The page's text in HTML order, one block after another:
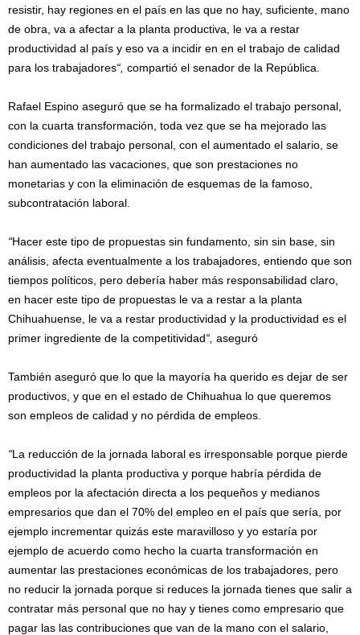
resistir, hay regiones en el país en las que no hay, suficiente, mano
de obra, va a afectar a la planta productiva, le va a restar
productividad al país y eso va a incidir en en el trabajo de calidad
para los trabajadores“, compartió el senador de la República.
Rafael Espino aseguró que se ha formalizado el trabajo personal,
con la cuarta transformación, toda vez que se ha mejorado las
condiciones del trabajo personal, con el aumentado el salario, se
han aumentado las vacaciones, que son prestaciones no
monetarias y con la eliminación de esquemas de la famoso,
subcontratación laboral.
“Hacer este tipo de propuestas sin fundamento, sin sin base, sin
análisis, afecta eventualmente a los trabajadores, entiendo que son
tiempos políticos, pero debería haber más responsabilidad claro,
en hacer este tipo de propuestas le va a restar a la planta
Chihuahuense, le va a restar productividad y la productividad es el
primer ingrediente de la competitividad“, aseguró
También aseguró que lo que la mayoría ha querido es dejar de ser
productivos, y que en el estado de Chihuahua lo que queremos
son empleos de calidad y no pérdida de empleos.
“La reducción de la jornada laboral es irresponsable porque pierde
productividad la planta productiva y porque habría pérdida de
empleos por la afectación directa a los pequeños y medianos
empresarios que dan el 70% del empleo en el país que sería, por
ejemplo incrementar quizás este maravilloso y yo estaría por
ejemplo de acuerdo como hecho la cuarta transformación en
aumentar las prestaciones económicas de los trabajadores, pero
no reducir la jornada porque si reduces la jornada tienes que salir a
contratar más personal que no hay y tienes como empresario que
pagar las las contribuciones que van de la mano con el salario,